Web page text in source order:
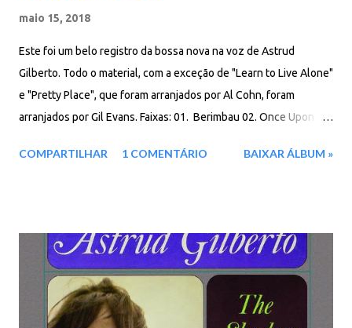
maio 15, 2018
Este foi um belo registro da bossa nova na voz de Astrud
Gilberto. Todo o material, com a exceção de "Learn to Live Alone"
e "Pretty Place", que foram arranjados por Al Cohn, foram
arranjados por Gil Evans. Faixas: 01. Berimbau 02. Once Upon A
06. Maria Quiet 07. Look To The Rainbow 08. Bim Bom 09. Lugar
16. Você Já Foi Bahia 17. Portuguese Washerwoman Baixar: 102
MB - ZiP - MP3 - 320 Kbps - REMASTERIZADO pCloud - Google
Drive - Box - MEGA - MediaFire
COMPARTILHAR 1 COMENTÁRIO BAIXAR ÁLBUM »